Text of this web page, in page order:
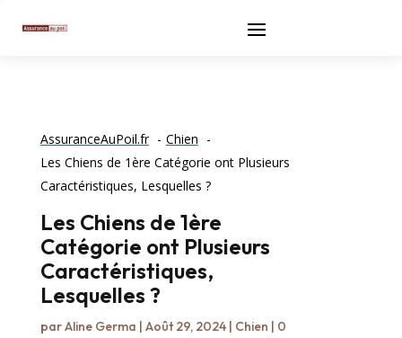
AssuranceAuPoil.fr
Chien
Les Chiens de 1ère Catégorie ont Plusieurs
Caractéristiques, Lesquelles ?
Les Chiens de 1ère
Catégorie ont Plusieurs
Caractéristiques,
Lesquelles ?
parAline Germa | Août 29, 2024| Chien | 0